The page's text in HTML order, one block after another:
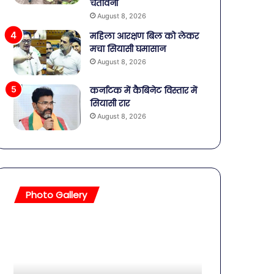
चेतावनी
August 8, 2026
महिला आरक्षण बिल को लेकर
मचा सियासी घमासान
August 8, 2026
कर्नाटक में कैबिनेट विस्तार में
सियासी रार
August 8, 2026
Photo Gallery